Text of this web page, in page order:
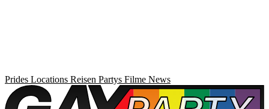
Prides Locations Reisen Partys Filme News